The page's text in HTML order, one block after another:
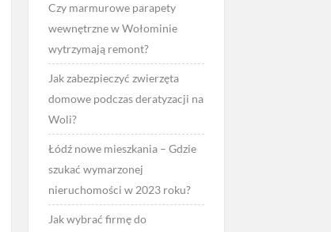
Czy marmurowe parapety
wewnętrzne w Wołominie
wytrzymają remont?
Jak zabezpieczyć zwierzęta
domowe podczas deratyzacji na
Woli?
Łódź nowe mieszkania – Gdzie
szukać wymarzonej
nieruchomości w 2023 roku?
Jak wybrać firmę do